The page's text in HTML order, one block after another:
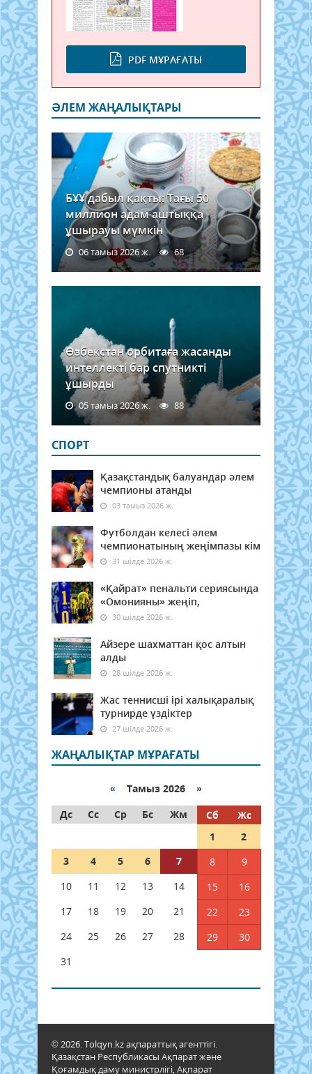
PDF МҰРАҒАТЫ
ӘЛЕМ ЖАҢАЛЫҚТАРЫ
БҰҰ дабыл қақты: Тағы 50
миллион адам аштыққа
ұшырауы мүмкін
06 тамыз 2026 ж. 68
Өзбекстан орбитаға жасанды
интеллекті бар спутникті
ұшырды
05 тамыз 2026 ж. 88
СПОРТ
Қазақстандық балуандар әлем
чемпионы атанды
03 тамыз 2026 ж.
Футболдан келесі әлем
чемпионатының жеңімпазы кім
31 шілде 2026 ж.
«Қайрат» пенальти сериясында
«Омонияны» жеңіп,
30 шілде 2026 ж.
Айзере шахматтан қос алтын
алды
28 шілде 2026 ж.
Жас теннисші ірі халықаралық
турнирде үздіктер
27 шілде 2026 ж.
ЖАҢАЛЫҚТАР МҰРАҒАТЫ
« Тамыз 2026 »
Дс
Сс Ср Бс Жм Сб
Жс
1
2
3
4 5 6 7 8
9
10
11 12 13 14 15
16
17
18 19 20 21 22
23
24
25 26 27 28 29
30
31
© 2026. Tolqyn.kz ақпараттық агенттігі.
Қазақстан Республикасы Ақпарат және
Қоғамдық даму министрлігі, Ақпарат